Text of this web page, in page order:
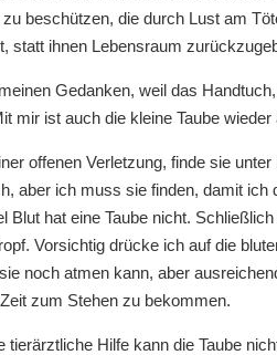
beschützen, die durch Lust am
statt ihnen Lebensraum
Gedanken, weil das
mir ist auch die kleine Taube
offenen Verletzung, finde sie unter
aber ich muss sie finden, damit ich
Blut hat eine Taube nicht.
Vorsichtig drücke ich auf die
noch atmen kann, aber
zum Stehen zu bekommen.
tierärztliche Hilfe kann die Taube